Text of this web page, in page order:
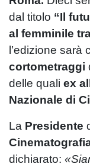
dal titolo “Il
al femminile
l’edizione sarà
cortometraggi
delle quali ex
Nazionale di
La Presidente
dichiarato: